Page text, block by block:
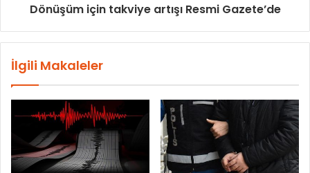
Dönüşüm için takviye artışı Resmi Gazete’de
İlgili Makaleler